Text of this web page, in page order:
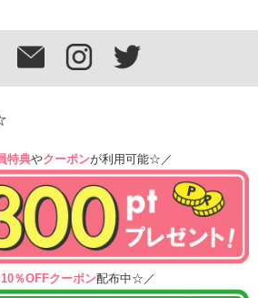
特典やクーポンが利用可能☆／
10％OFFクーポン配布中☆／